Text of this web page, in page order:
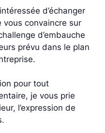
d’échanger
convaincre sur
d’embauche
prévu dans le plan
pour tout
je vous prie
l’expression de